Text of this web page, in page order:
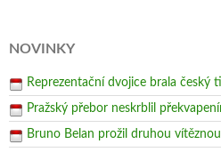
NOVINKY
Reprezentační dvojice brala český
Pražský přebor neskrblil
Bruno Belan prožil druhou